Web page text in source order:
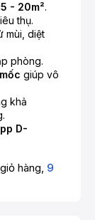
- 20m².
thụ.
mùi, diệt
phòng.
giúp vô
khả
D-
hàng, 9